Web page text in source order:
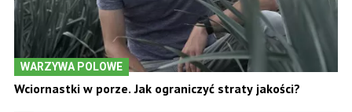
WARZYWA POLOWE
Wciornastki w porze. Jak ograniczyć straty jakości?